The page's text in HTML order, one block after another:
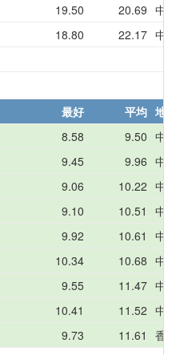
19.50 20.69 中
18.80 22.17 中
最好 平均 地
8.58 9.50 中
9.45 9.96 中
9.06 10.22 中
9.10 10.51
中
9.92 10.61
中
10.34 10.68 中
9.55 11.47 中
10.41 11.52 中
9.73 11.61
香